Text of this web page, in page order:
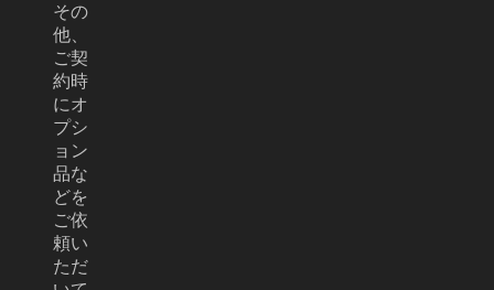
その
他、
ご契
約時
にオ
プシ
ョン
品な
どを
ご依
頼い
ただ